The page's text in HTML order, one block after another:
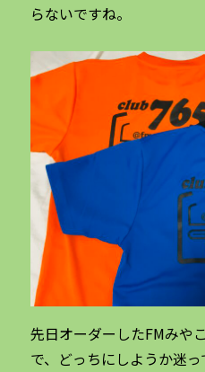
らないですね。
先日オーダーしたFMみや
で、どっちにしようか迷